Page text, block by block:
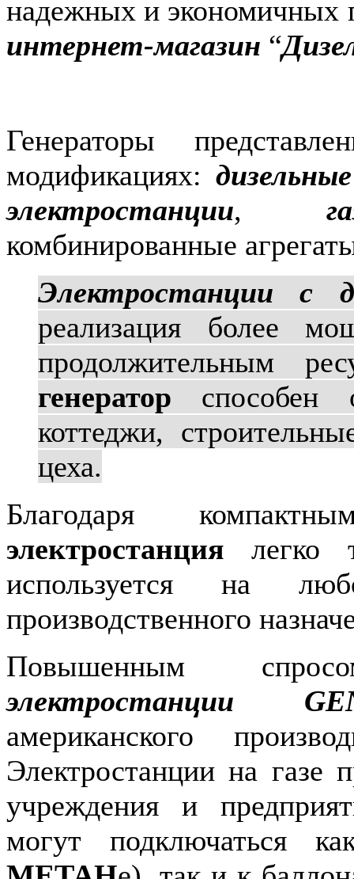
надежных и экономичных
интернет-магазин “
Генераторы
модификациях:
электростанции,
комбинированные
Электростанции с
реализация более
продолжительным
генератор способен
коттеджи,
цеха.
Благодаря
электростанция легко
используется на
производственного
Повышенным
электростанции
американского
Электростанции на газе
учреждения и
могут подключаться